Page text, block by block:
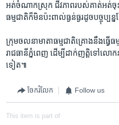
អត់​ចំណាក​ស្រុក​ ជីវភាព​របស់​គាត់​អត់​ចុ
ធម្មជាតិ​ក៏​មិន​ប៉ះពាល់​ធ្ងន់ធ្ងរ​ដូច​បច្ចុប្បន្ន​
ក្រុម​ចលនា​មាតា​ធម្មជាតិ​គ្រោង​នឹង​ធ្វើ​
រាជធានី​ភ្នំពេញ​ ដើម្បី​ដាក់​ញត្តិ​ទៅ​លោក​
ទៀត៕
ចែករំលែក Follow us
This item is part of